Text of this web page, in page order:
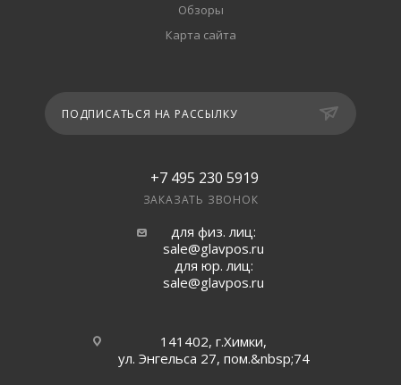
Обзоры
Карта сайта
ПОДПИСАТЬСЯ НА РАССЫЛКУ
+7 495 230 5919
ЗАКАЗАТЬ ЗВОНОК
для физ. лиц:
sale@glavpos.ru
для юр. лиц:
sale@glavpos.ru
141402, г.Химки,
ул. Энгельса 27, пом.&nbsp;74